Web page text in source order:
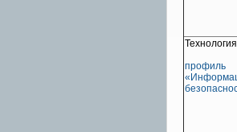
Технология
профиль